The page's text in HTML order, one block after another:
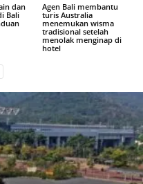
dan
Bali
Agen Bali membantu
turis Australia
menemukan wisma
tradisional setelah
menolak menginap di
hotel